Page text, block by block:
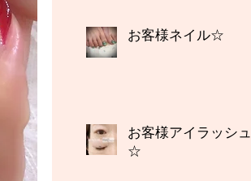
お客様ネイル☆
お客様アイラッシュ
☆